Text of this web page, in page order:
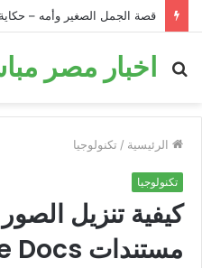
قصة الجمل الصغير وأمه – حكاية
اخبار مصر
بحث
الرئيسية / تكنولوجيا
تكنولوجيا
كيفية تنزيل
مستندات Google Docs